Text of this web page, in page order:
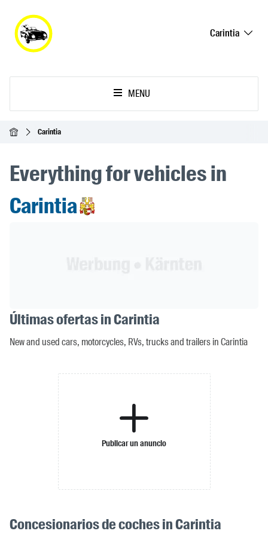
Carintia
MENU
Inicio Carintia
Everything for vehicles in
Carintia
Últimas ofertas in Carintia
New and used cars, motorcycles, RVs, trucks and trailers in Carintia
Publicar un anuncio
Concesionarios de coches in Carintia